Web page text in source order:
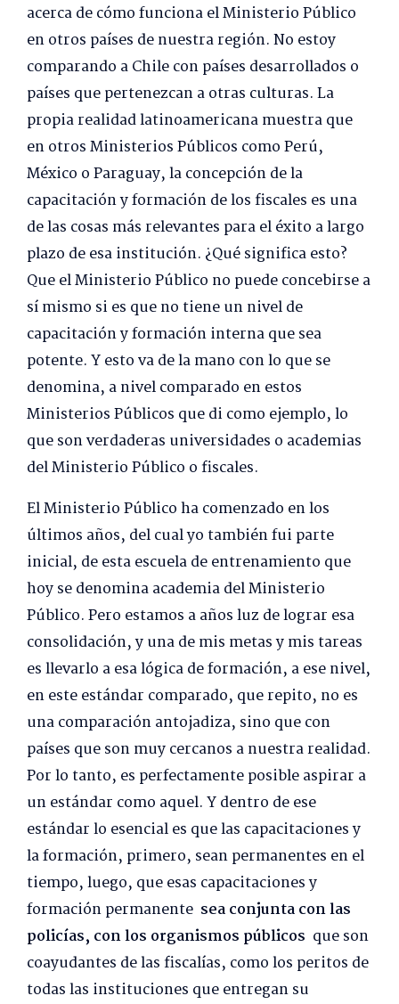
acerca de cómo funciona el Ministerio Público
en otros países de nuestra región. No estoy
comparando a Chile con países desarrollados o
países que pertenezcan a otras culturas. La
propia realidad latinoamericana muestra que
en otros Ministerios Públicos como Perú,
México o Paraguay, la concepción de la
capacitación y formación de los fiscales es una
de las cosas más relevantes para el éxito a largo
plazo de esa institución. ¿Qué significa esto?
Que el Ministerio Público no puede concebirse a
sí mismo si es que no tiene un nivel de
capacitación y formación interna que sea
potente. Y esto va de la mano con lo que se
denomina, a nivel comparado en estos
Ministerios Públicos que di como ejemplo, lo
que son verdaderas universidades o academias
del Ministerio Público o fiscales.
El Ministerio Público ha comenzado en los
últimos años, del cual yo también fui parte
inicial, de esta escuela de entrenamiento que
hoy se denomina academia del Ministerio
Público. Pero estamos a años luz de lograr esa
consolidación, y una de mis metas y mis tareas
es llevarlo a esa lógica de formación, a ese nivel,
en este estándar comparado, que repito, no es
una comparación antojadiza, sino que con
países que son muy cercanos a nuestra realidad.
Por lo tanto, es perfectamente posible aspirar a
un estándar como aquel. Y dentro de ese
estándar lo esencial es que las capacitaciones y
la formación, primero, sean permanentes en el
tiempo, luego, que esas capacitaciones y
formación permanente sea conjunta con las
policías, con los organismos públicos que son
coayudantes de las fiscalías, como los peritos de
todas las instituciones que entregan su